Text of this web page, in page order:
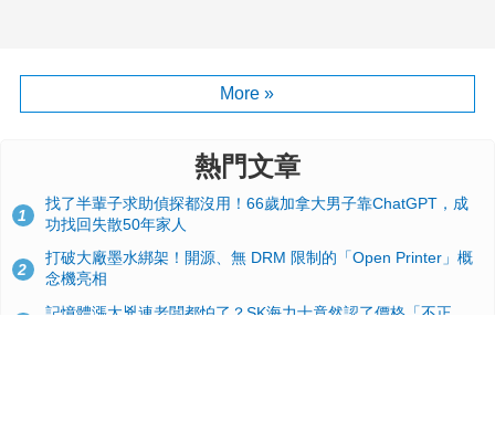
More »
熱門文章
1
找了半輩子求助偵探都沒用！66歲加拿大男子靠ChatGPT，成
功找回失散50年家人
2
打破大廠墨水綁架！開源、無 DRM 限制的「Open Printer」概
念機亮相
記憶體漲太兇連老闆都怕了？SK海力士竟然認了價格「不正